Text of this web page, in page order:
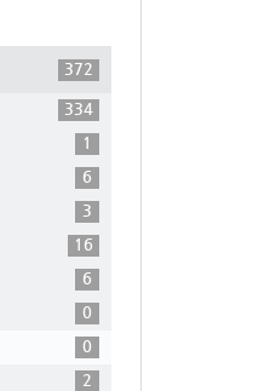
372
334
1
6
3
16
6
0
0
2